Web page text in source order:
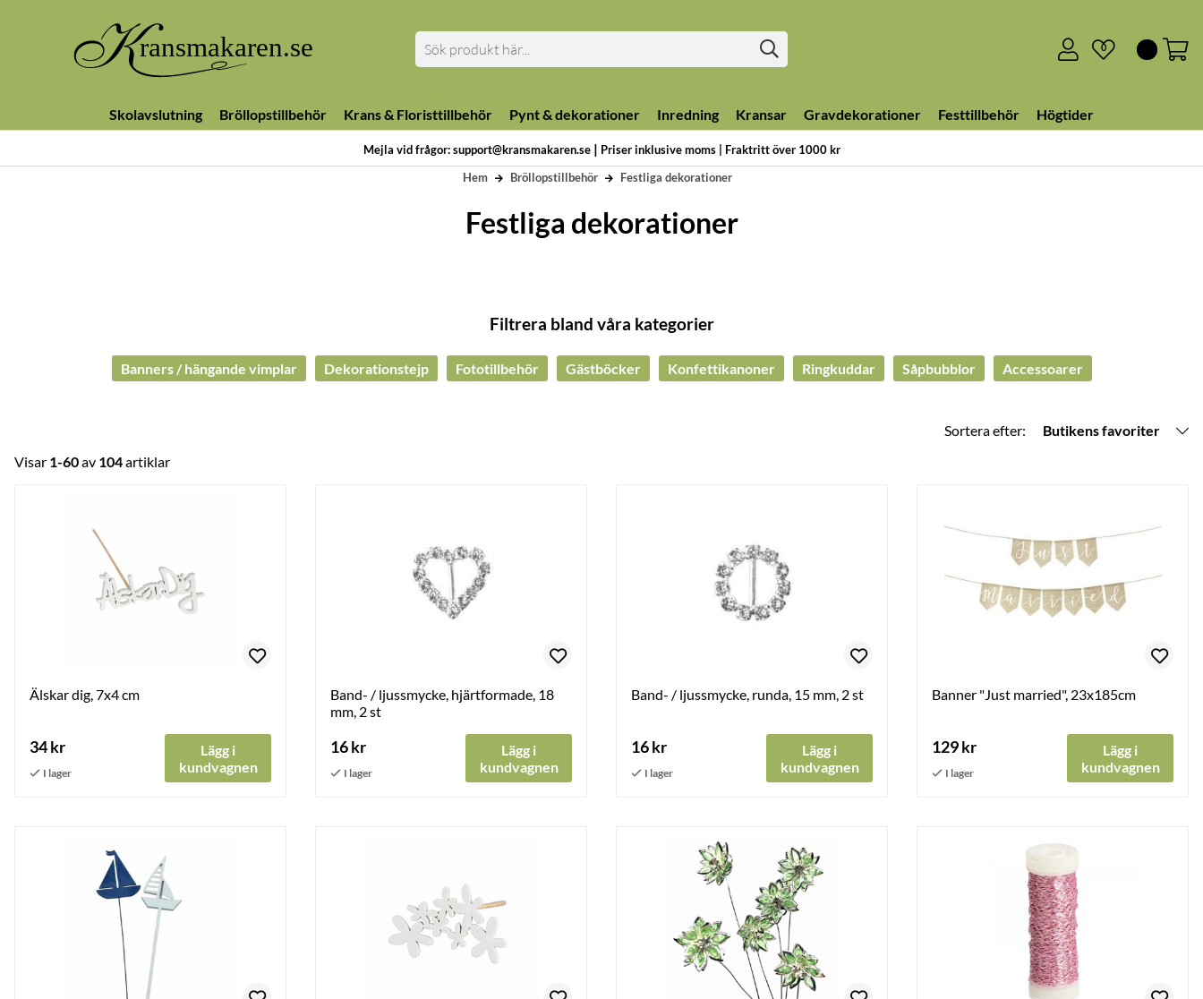
Mejla vid frågor: support@kransmakaren.se| Priser inklusive moms | Fraktritt över 1000 kr
0
Skolavslutning Bröllopstillbehör Krans & Floristtillbehör Pynt & dekorationer Inredning Kransar Gravdekorationer Festtillbehör Högtider
Hem Bröllopstillbehör Festliga dekorationer
Festliga dekorationer
Filtrera bland våra kategorier
Banners / hängande vimplar Dekorationstejp Fototillbehör Gästböcker Konfettikanoner Ringkuddar Såpbubblor Accessoarer
Sortera efter:
Butikens favoriter
Visar 1-60av 104artiklar
Älskar dig, 7x4 cm
34 kr
Lägg i
kundvagnen
Band- / ljussmycke, hjärtformade, 18
mm, 2 st
16 kr
Lägg i
kundvagnen
Band- / ljussmycke, runda, 15 mm, 2 st
16 kr
Lägg i
kundvagnen
Banner "Just married", 23x185cm
129 kr
Lägg i
kundvagnen